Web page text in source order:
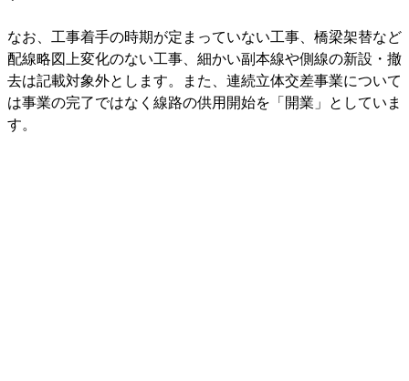
なお、工事着手の時期が定まっていない工事、橋梁架替など
配線略図上変化のない工事、細かい副本線や側線の新設・撤
去は記載対象外とします。また、連続立体交差事業について
は事業の完了ではなく線路の供用開始を「開業」としていま
す。